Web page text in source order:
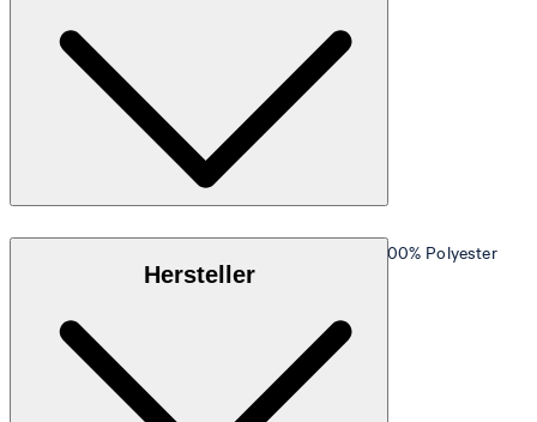
Hochwertiges Kunstleder in genarbter Optik aus 100% Polyester
Hersteller